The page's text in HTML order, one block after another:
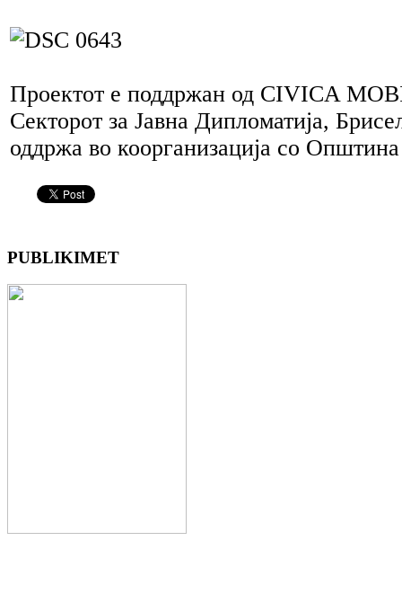
Проектот е поддржан од CIVICA
Секторот за Јавна Дипломатија,
оддржа во коорганизација со
PUBLIKIMET